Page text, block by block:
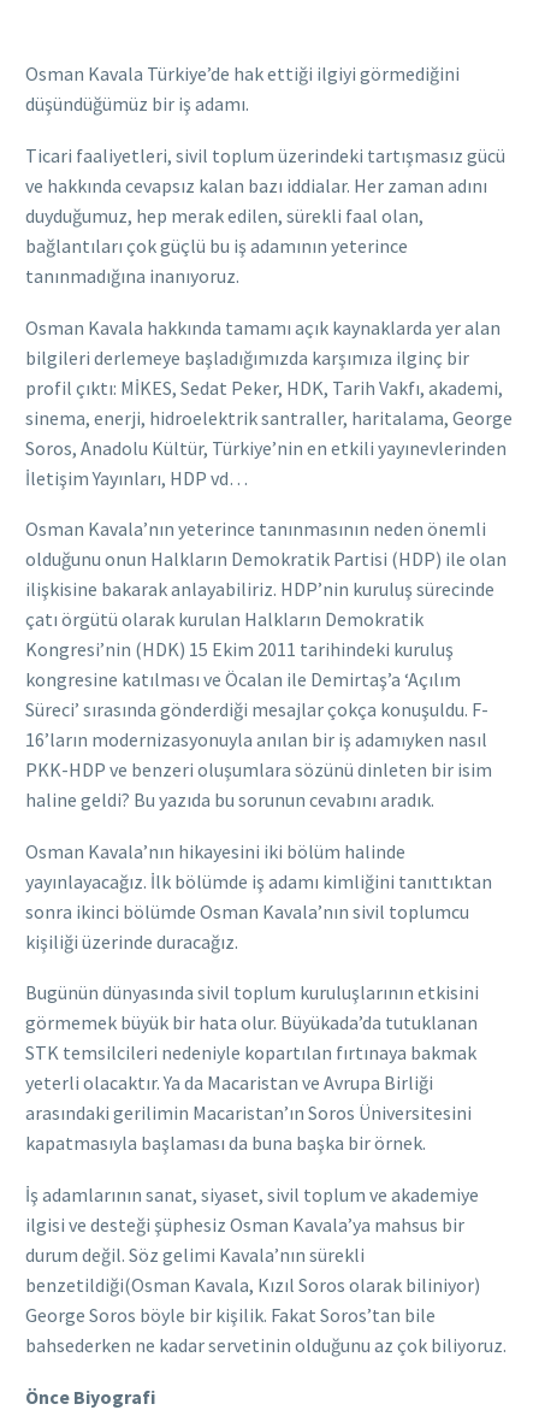
Osman Kavala Türkiye’de hak ettiği ilgiyi görmediğini
düşündüğümüz bir iş adamı.
Ticari faaliyetleri, sivil toplum üzerindeki tartışmasız gücü
ve hakkında cevapsız kalan bazı iddialar. Her zaman adını
duyduğumuz, hep merak edilen, sürekli faal olan,
bağlantıları çok güçlü bu iş adamının yeterince
tanınmadığına inanıyoruz.
Osman Kavala hakkında tamamı açık kaynaklarda yer alan
bilgileri derlemeye başladığımızda karşımıza ilginç bir
profil çıktı: MİKES, Sedat Peker, HDK, Tarih Vakfı, akademi,
sinema, enerji, hidroelektrik santraller, haritalama, George
Soros, Anadolu Kültür, Türkiye’nin en etkili yayınevlerinden
İletişim Yayınları, HDP vd…
Osman Kavala’nın yeterince tanınmasının neden önemli
olduğunu onun Halkların Demokratik Partisi (HDP) ile olan
ilişkisine bakarak anlayabiliriz. HDP’nin kuruluş sürecinde
çatı örgütü olarak kurulan Halkların Demokratik
Kongresi’nin (HDK) 15 Ekim 2011 tarihindeki kuruluş
kongresine katılması ve Öcalan ile Demirtaş’a ‘Açılım
Süreci’ sırasında gönderdiği mesajlar çokça konuşuldu. F-
16’ların modernizasyonuyla anılan bir iş adamıyken nasıl
PKK-HDP ve benzeri oluşumlara sözünü dinleten bir isim
haline geldi? Bu yazıda bu sorunun cevabını aradık.
Osman Kavala’nın hikayesini iki bölüm halinde
yayınlayacağız. İlk bölümde iş adamı kimliğini tanıttıktan
sonra ikinci bölümde Osman Kavala’nın sivil toplumcu
kişiliği üzerinde duracağız.
Bugünün dünyasında sivil toplum kuruluşlarının etkisini
görmemek büyük bir hata olur. Büyükada’da tutuklanan
STK temsilcileri nedeniyle kopartılan fırtınaya bakmak
yeterli olacaktır. Ya da Macaristan ve Avrupa Birliği
arasındaki gerilimin Macaristan’ın Soros Üniversitesini
kapatmasıyla başlaması da buna başka bir örnek.
İş adamlarının sanat, siyaset, sivil toplum ve akademiye
ilgisi ve desteği şüphesiz Osman Kavala’ya mahsus bir
durum değil. Söz gelimi Kavala’nın sürekli
benzetildiği(Osman Kavala, Kızıl Soros olarak biliniyor)
George Soros böyle bir kişilik. Fakat Soros’tan bile
bahsederken ne kadar servetinin olduğunu az çok biliyoruz.
Önce Biyografi